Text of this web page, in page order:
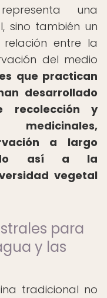
una
sino también un
entre la
del medio
que practican
desarrollado
recolección y
a largo
así a la
vegetal
para
y las
tradicional no